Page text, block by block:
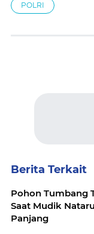
POLRI
Berita Terkait
Pohon Tumbang
Saat Mudik
Panjang